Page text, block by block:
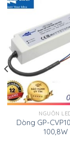
NGUỒN
Dòng GP-CVP100P
100,8W